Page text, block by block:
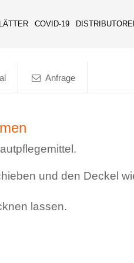
COVID-19
Anfrage
und den Deckel
lassen.